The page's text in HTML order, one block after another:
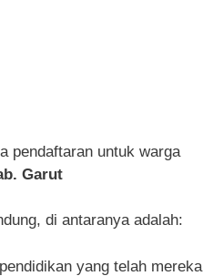
pendaftaran untuk warga
Garut
di antaranya adalah:
yang telah mereka